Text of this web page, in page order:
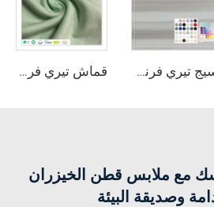
نسيج تيري فرنسي ناعم ومضاد للبكتيريا مكوّن من 71% بامبو ليوسيل، 24% كيتوسان، 5% سباندكس، مناسب للملابس المنزلية قماش تيري فرنسي مطاطي من خليط الكيناف والخيزران، مقاوم للبكتيريا وامتصاص الرطوبة، صديق للبيئة، متوسط الوزن، للملابس
مع ملابس قطن الخيزران
وصديقة البيئة